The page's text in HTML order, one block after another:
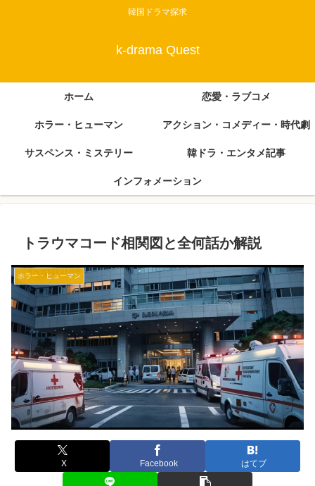
韓国ドラマ探求
k-drama Quest
ホーム 恋愛・ラブコメ
ホラー・ヒューマン アクション・コメディー・時代劇
サスペンス・ミステリー 韓ドラ・エンタメ記事
インフォメーション
トラウマコード相関図と全何話か解説
ホラー・ヒューマン
X Facebook はてブ